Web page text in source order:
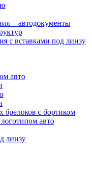
+ автодокументы
с вставками под линзу
авто
брелоков с бортиком
авто
линзу